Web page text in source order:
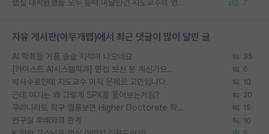
랩실 대학원생들 모두 능력 미달인건 지도교수의 영향 아닌가? 7
자유 게시판(아무개랩)에서 최근 댓글이 많이 달린 글
AI 학회들 거품 슬슬 지적이 나오네요 35
[카이스트 AI시스템학과] 면접 보신 분 계신가요... 6
박사수료인데 지도교수 이직 문제로 고민입니다. 10
근데 여기는 왜 그렇게 SPK를 물어보는거임? 20
우리나라도 학구 열풍보면 Higher Doctorate 학위가 필요하다고 봅니다. 15
연구실 후배와의 관계 10